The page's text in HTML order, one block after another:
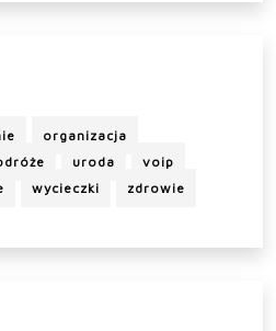
organizacja
uroda
voip
wycieczki
zdrowie